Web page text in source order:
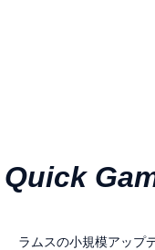
Quick
ラムスの小規模アップ